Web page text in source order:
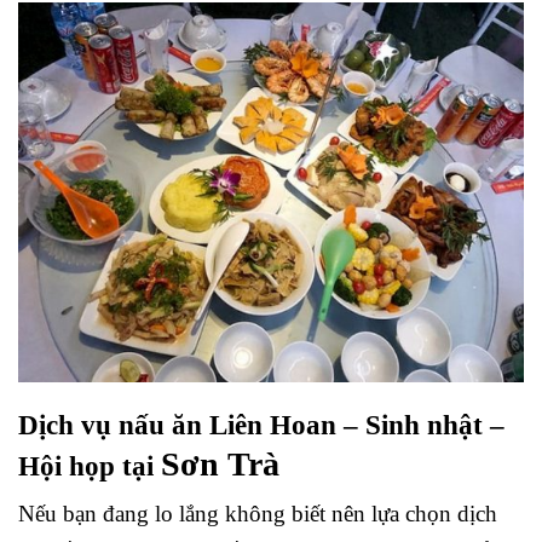
Dịch vụ nấu ăn Liên Hoan – Sinh nhật –
Hội họp tại Sơn Trà
Nếu bạn đang lo lắng không biết nên lựa chọn dịch